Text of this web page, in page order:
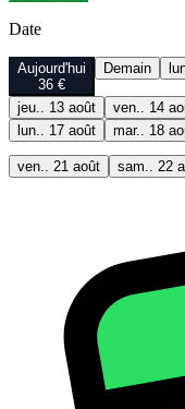
Date
Aujourd'hui
36 €
Demain
jeu.. 13 août ven.. 14
lun.. 17 août
mar.. 18
ven.. 21 août sam.. 22